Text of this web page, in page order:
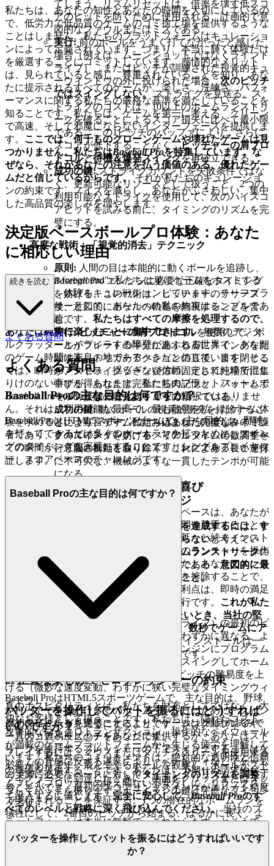
てしまう。リズムリセットは、倍率を壊す低スコ
アのヒットを防ぐために使用される、計画的で意
図的なファウルまたはミスである。
実行: 前のボールをうまく打てなかったと感じた
場合（例えば、ムーンショットではなくラインド
ライブ）、またはピッチが訓練された視覚的キュ
ーウィンドウの外に投げられた場合、 次のピッチ
ではスイングしない。 ストライクを見送る。ス
トライクのコストは、10以上のホームランストリ
ークを破ることによるスコア損失に比べて最小限
である。この1ピッチのバッファにより、さらに
スコアが低下することなく、ピッチャーの肩プロ
トコルと待機＆爆発スイングを再確立できる。
成功の鍵:ストライクカウントを失敗条件ではな
く、更新可能なリソースとして扱うこと。2つの
利用可能なストライクを使用して、次のハイスコ
アヒットを試みる前に、タイミングのリズムを完
璧にする。
高度な戦術：「視覚的消去」テクニック
原則: 人間の目は本能的に動くボールを追跡し、
Baseball Proエンジンに必要な正確なタイミング
を妨げる。この戦術は、ピッチャーのリリース
後、意図的にボールの軌道を無視することを含
む。
実行: ピッチャーの肩プロトコルを使用して、ボ
ールがプレートの半分に達する前にスイングを開
始する。トリガーアクションの直後、目を閉じる
か、ストライクゾーン後方の固定された場所に集
中する。あなたは完全に筋肉記憶と、バットとボ
ールの接触の聴覚的キューに頼っている。
成功の鍵:動くボールの視覚的衝突を排除するこ
とにより、ゲームに組み込まれた完璧なタイミン
グのスイングを妨げる、リアルタイムの微調整を
行う脳の衝動を取り除く。これにより、長い連打
に不可欠な、機械のような一貫したテンポが可能
になる。
3. プロの秘密：直感に反するエッジ
最高のスコアを達成するには、す
べてのピッチがホームランでなければならないと考えてい
15以上のホームランストリークの
壁を破る真の秘密は、その逆を行うことである：意図的に最
初のピッチを見送ってストライクにすること。
これが機能する理由は次のとおりである。
新しいゲームセグメント（または新しいライフ）の最初のピ
ッチは、プレイヤーを楽にするために、わずかに異なる、よ
り「寛容な」タイミングウィンドウがエンジンにプログラム
されていることが多い。最初のピッチでスイングしてホーム
ランを打つと、ゲームはすぐに2番目のピッチの難易度を上
げる（微妙な速度変動、わずかに狭い完璧なタイミングウィ
ンドウ）。
最初のピッチを見送ることにより、ゲームは2回目の試みで
「真の」難易度ピッチをあなたに提供するが、あなたはスト
リークを維持するプレッシャーの下でスイングすることはな
い。この直感に反する遅延により、ペナルティなしでゲーム
の実際に必要なペースに対してタイミングのリズムを調整す
ることができ、最初のスコアリングスイングがエリート精度
で実行されることを保証する。1つの潜在的なホームランを
犠牲にして、2番目のピッチから始まる、はるかに長く、よ
り高スコアのストリークの確立を保証する。
さあ、この知識を活かし、スタンスを決め、「ミス」という
私たちは、あなたの知性とあなたの時間を大切にしているの
で、低労力で低品質のゲームのゴミ捨て場を提供するような
ことはしません。私たちのプラットフォームはキュレーショ
ンによって定義されています。つまり、本当に輝く体験だけ
を厳選することにコミットしています。感情的なメリット
は、見られていると感じ、尊重されていることを知り、あな
たに提示されるすべてのゲームが、楽しさ、洗練さ、パフォ
ーマンスに関する私たちの厳格な基準を満たしていることを
知ることです。私たちは、ゲームを第一に考える、クリーン
で高速、そして邪魔にならないインターフェースを提供しま
す。 ここでは、何千ものクローンゲームや壊れたゲームは見
つかりません。私たちはBaseball Proを特集しています。な
ぜなら、それがあなたの注意を払う価値のある、優れたゲー
ムだと信じているからです。 それが私たちのキュレーショ
ンの約束です。ノイズを減らし、あなたがふさわしい、集中
した高品質の楽しみを増やします。
決定版ベースボールプロ体験：あなた
に相応しい理由
ss="mb-4 text-foreground">私たちは単にゲームをホストする
のではなく、体験をキュレーションしています。チーフブラ
ンドオフィサーとして、あなたへの私の約束はシンプルであ
りながら深遠です。 私たちはすべての摩擦を処理するので、
あなたは純粋に楽しむことに集中できます。無数のデジタ
ルクラッターとイライラする障壁があふれる世界で、あなた
のゲーム時間は安息の地であるべきだと信じています。そこ
では、瞬時のアクセス、揺るぎない信頼、そして純粋で混じ
りけのない喜びが得られます。私たちのプラットフォームで
Baseball Proをプレイすることは、単なる選択ではありませ
ん。それは、利用可能な最高で、最も敬意を払ったゲーム体
験を求めるという宣言です。私たちはあなたの楽しみの守護
者であり、すべてのスイング、すべてのヒット、そしてすべ
ての瞬間が、意図されたとおりにスリリングであることを保
証します。
1. 時間を取り戻す：瞬時プレイの喜び
あなたの時間は貴重です。現代の生活のペースは、あなたが
自分のために確保したすべての余分な時間を尊重することを
要求します。プレイを開始するために、延々と続くインスト
ール、必須のアップデート、または低速のランチャーを操作
する必要はありません。私たちは、あなたとあなたのエンタ
ーテイメントの間のすべての機械的障壁を排除することで、
あなたの有限の時間を尊重します。その利点は、即時の満足
感と、思考から行動へのシームレスな移行です。 これが私た
Baseball Pro
をプレイしたいとき、当社の堅
牢で最適化されたiframe配信のおかげで、数秒でゲームにア
摩擦、ダウンロード、インストールは一
切ありません。純粋で即座の楽しみだけです。
2. 正直な楽しみ：ゼロプレッシャーの約束
真のホスピタリティとは、私たちを財布としてではなく、大
切なお客様として扱うことです。私たちは、隠れたコスト、
攻撃的なマイクロトランザクション、操作的なペイウォール
が満載のゲームプラットフォームから生じる疲労を理解して
います。私たちのコミットメントは、絶対的な透明性と信頼
の環境を提供することです。あなたは、予期せぬ請求やゲー
ムプレイブロッカーの絶え間ない不安なしに、リラックスし
て没入するに値します。完全に安心して、Baseball Proのす
べてのレベルと戦略に深く飛び込んでください。当社のプ
ラットフォームは本当に無料で、これからもずっとそうで
す。何も縛られることも、驚くこともなく、スキル、お金で
はなく、スキルがあなたの成功を決定する、純粋で本格的な
続きを読む
よくある質問
よくある質問
Baseball Proの主な目的は何ですか？
Baseball ProはHTML5スポーツゲームで、主な目的は、野球
を打ってできるだけ多くのホームランを打つために、スイン
グのタイミングを完璧にすることです。シングルプレイヤ
ー、スコアベースのチャレンジです。
Baseball Proの主な目的は何ですか？
Baseball ProはHTML5スポーツゲームで、主な目的は、野球
を打ってできるだけ多くのホームランを打つために、スイン
グのタイミングを完璧にすることです。シングルプレイヤ
ー、スコアベースのチャレンジです。
バッターを操作してバットを振るにはどうすれば
いいですか？
プレイするには、マウスまたはタッチスクリーンを使用する
必要があります。飛んでくるボールを観察し、ボールがスト
ライクゾーンに到達したときに、画面をクリックまたはタッ
プしてバットを振ります。ホームランの鍵は完璧なタイミン
グです！
バッターを操作してバットを振るにはどうすればいいです
か？